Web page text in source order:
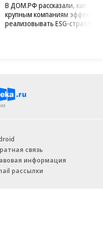
В ДОМ.РФ рассказали, как
крупным компаниям
реализовывать ESG-стратегию
связь
информация
рассылки